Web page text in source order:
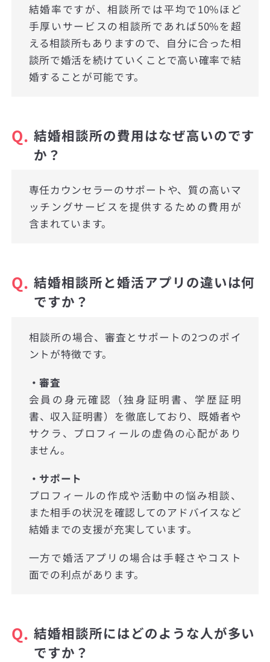
結婚率ですが、相談所では平均で10%ほど
手厚いサービスの相談所であれば50%を超
える相談所もありますので、自分に合った相
談所で婚活を続けていくことで高い確率で結
婚することが可能です。
Q. 結婚相談所の費用はなぜ高いのです
か？
専任カウンセラーのサポートや、質の高いマ
ッチングサービスを提供するための費用が
含まれています。
Q. 結婚相談所と婚活アプリの違いは何
ですか？
相談所の場合、審査とサポートの2つのポイ
ントが特徴です。
・審査
会員の身元確認（独身証明書、学歴証明
書、収入証明書）を徹底しており、既婚者や
サクラ、プロフィールの虚偽の心配があり
ません。
・サポート
プロフィールの作成や活動中の悩み相談、
また相手の状況を確認してのアドバイスなど
結婚までの支援が充実しています。
一方で婚活アプリの場合は手軽さやコスト
面での利点があります。
Q. 結婚相談所にはどのような人が多い
ですか？